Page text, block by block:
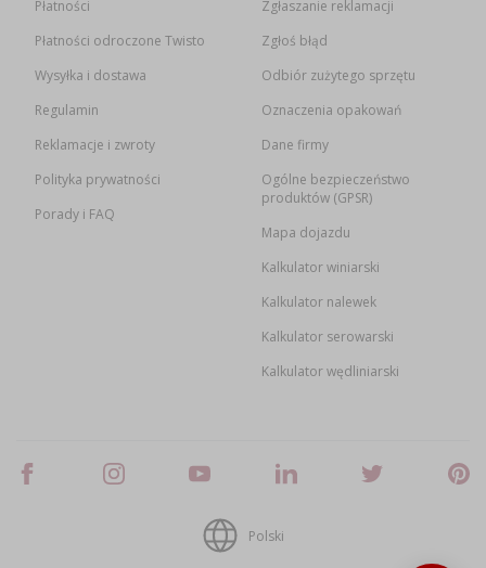
Płatności
Płatności odroczone Twisto
Wysyłka i dostawa
Regulamin
Reklamacje i zwroty
Polityka prywatności
Porady i FAQ
Zgłaszanie reklamacji
Zgłoś błąd
Odbiór zużytego sprzętu
Oznaczenia opakowań
Dane firmy
Ogólne bezpieczeństwo
produktów (GPSR)
Mapa dojazdu
Kalkulator winiarski
Kalkulator nalewek
Kalkulator serowarski
Kalkulator wędliniarski
Polski